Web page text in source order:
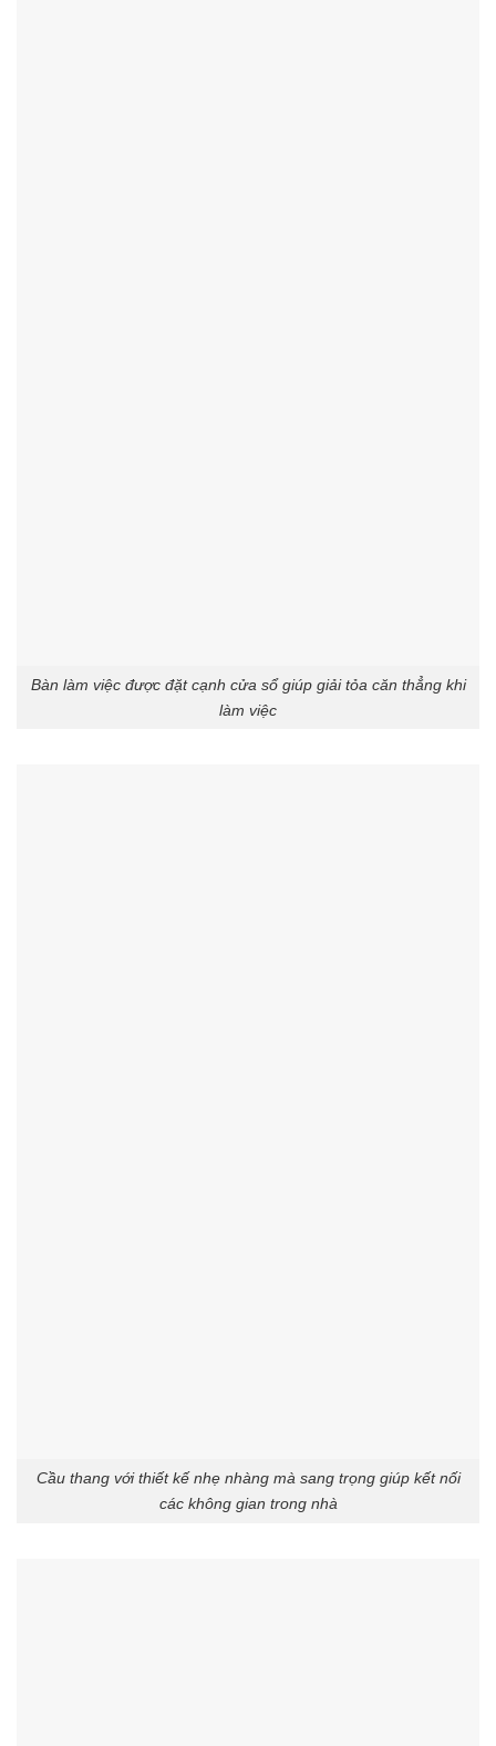
Bàn làm việc được đặt cạnh cửa sổ giúp giải tỏa căn thẳng khi
làm việc
Cầu thang với thiết kế nhẹ nhàng mà sang trọng giúp kết nối
các không gian trong nhà